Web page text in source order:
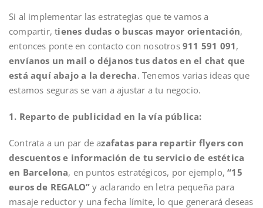
Si al implementar las estrategias que te vamos a
compartir, tienes dudas o buscas mayor orientación,
entonces ponte en contacto con nosotros 911 591 091,
envíanos un mail o déjanos tus datos en el chat que
está aquí abajo a la derecha. Tenemos varias ideas que
estamos seguras se van a ajustar a tu negocio.
1. Reparto de publicidad en la vía pública:
Contrata a un par de azafatas para repartir flyers con
descuentos e información de tu servicio de estética
en Barcelona, en puntos estratégicos, por ejemplo,“15
euros de REGALO” y aclarando en letra pequeña para
masaje reductor y una fecha límite, lo que generará deseas